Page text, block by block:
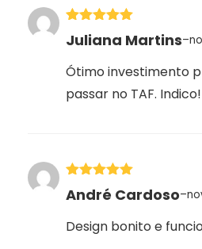
Avaliação
de 5
Juliana Martins–
Ótimo investimento
passar no TAF. Indico!
Avaliação5
de 5
André Cardoso–
Design bonito e